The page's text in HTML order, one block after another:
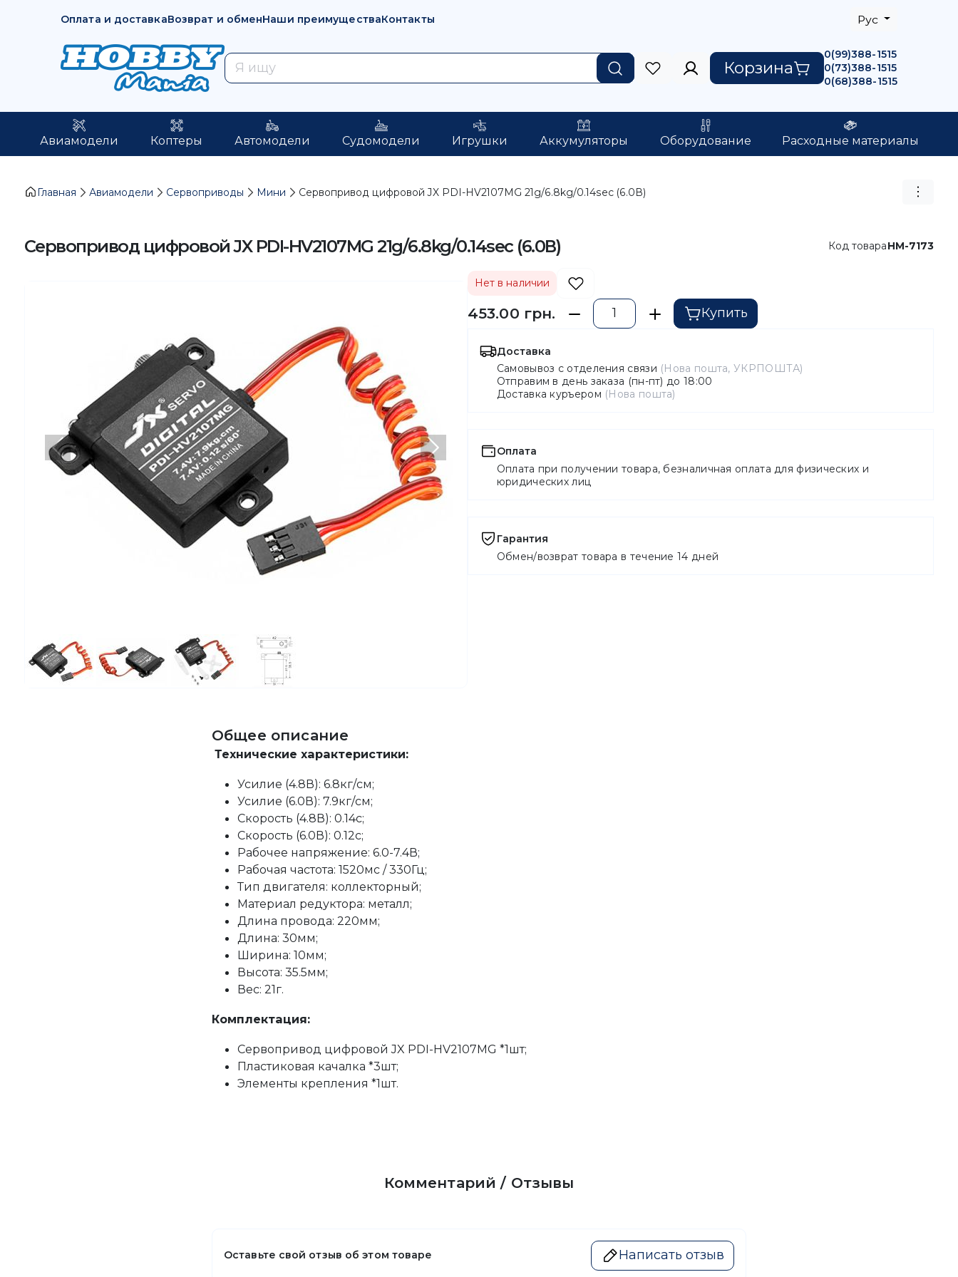
Оплата и доставкаВозврат и обменНаши преимуществаКонтакты Рус
Корзина
0(99)388-1515
0(73)388-1515
0(68)388-1515
Авиамодели Коптеры Автомодели Судомодели Игрушки Аккумуляторы Оборудование Расходные материалы
Главная Авиамодели Сервоприводы Мини Сервопривод цифровой JX PDI-HV2107MG 21g/6.8kg/0.14sec (6.0В)
Сервопривод цифровой JX PDI-HV2107MG 21g/6.8kg/0.14sec (6.0В) Код товараHM-7173
Предыдущий Следующий
Нет в наличии
453.00 грн. Купить
Доставка
Самовывоз с отделения связи (Нова пошта, УКРПОШТА)
Отправим в день заказа (пн-пт) до 18:00
Доставка куръером (Нова пошта)
Оплата
Оплата при получении товара, безналичная оплата для физических и
юридических лиц
Гарантия
Обмен/возврат товара в течение 14 дней
Общее описание
Технические характеристики:
Усилие (4.8В): 6.8кг/см;
Усилие (6.0В): 7.9кг/см;
Скорость (4.8В): 0.14с;
Скорость (6.0В): 0.12с;
Рабочее напряжение: 6.0-7.4В;
Рабочая частота: 1520мс / 330Гц;
Тип двигателя: коллекторный;
Материал редуктора: металл;
Длина провода: 220мм;
Длина: 30мм;
Ширина: 10мм;
Высота: 35.5мм;
Вес: 21г.
Комплектация:
Сервопривод цифровой JX PDI-HV2107MG *1шт;
Пластиковая качалка *3шт;
Элементы крепления *1шт.
Комментарий / Отзывы
Оставьте свой отзыв об этом товаре Написать отзыв